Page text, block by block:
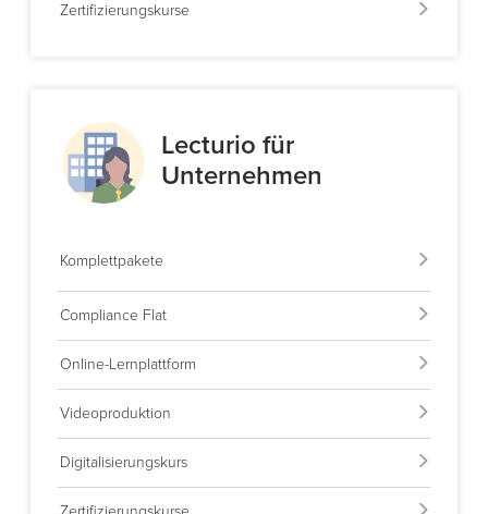
Zertifizierungskurse
Lecturio für
Unternehmen
Komplettpakete
Compliance Flat
Online-Lernplattform
Videoproduktion
Digitalisierungskurs